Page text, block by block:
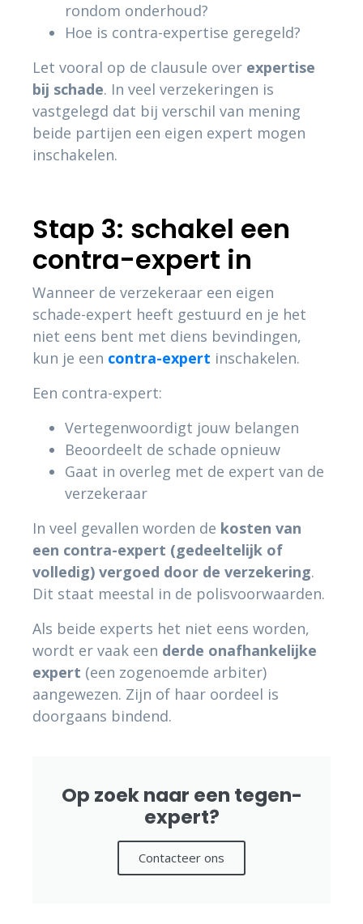
rondom onderhoud?
Hoe is contra-expertise geregeld?
Let vooral op de clausule over expertise
bij schade. In veel verzekeringen is
vastgelegd dat bij verschil van mening
beide partijen een eigen expert mogen
inschakelen.
Stap 3: schakel een
contra-expert in
Wanneer de verzekeraar een eigen
schade-expert heeft gestuurd en je het
niet eens bent met diens bevindingen,
kun je een contra-expert inschakelen.
Een contra-expert:
Vertegenwoordigt jouw belangen
Beoordeelt de schade opnieuw
Gaat in overleg met de expert van de
verzekeraar
In veel gevallen worden de kosten van
een contra-expert (gedeeltelijk of
volledig) vergoed door de verzekering.
Dit staat meestal in de polisvoorwaarden.
Als beide experts het niet eens worden,
wordt er vaak een derde onafhankelijke
expert (een zogenoemde arbiter)
aangewezen. Zijn of haar oordeel is
doorgaans bindend.
Op zoek naar een tegen-
expert?
Contacteer ons